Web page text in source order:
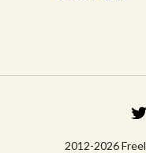
2012-2026